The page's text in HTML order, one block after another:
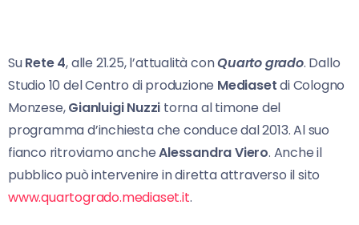
SuRete 4, alle 21.25, l’attualità conQuarto grado. Dallo
Studio 10 del Centro di produzione Mediasetdi Cologno
Monzese,Gianluigi Nuzzi torna al timone del
programma d’inchiesta che conduce dal 2013. Al suo
fianco ritroviamo ancheAlessandra Viero. Anche il
pubblico può intervenire in diretta attraverso il sito
www.quartogrado.mediaset.it.